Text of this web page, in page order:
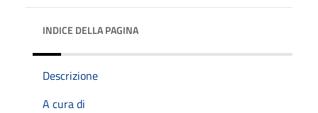
INDICE DELLA PAGINA
Descrizione
A cura di